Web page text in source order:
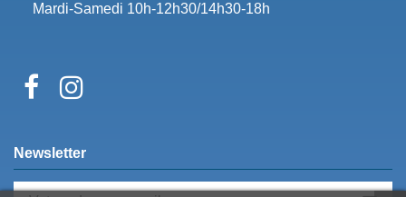
Mardi-Samedi 10h-12h30/14h30-18h
Newsletter